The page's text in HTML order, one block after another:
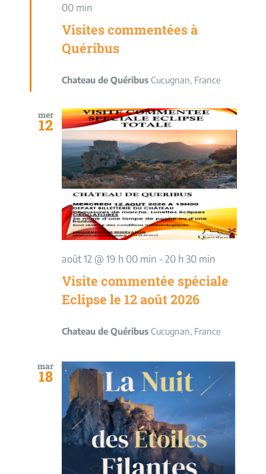
en
avant
00 min
Visites commentées à
Quéribus
Chateau de Quéribus Cucugnan, France
mer
12
août 12 @ 19 h 00 min- 20 h 30 min
Visite commentée spéciale
Eclipse le 12 août 2026
Chateau de Quéribus Cucugnan, France
mar
18